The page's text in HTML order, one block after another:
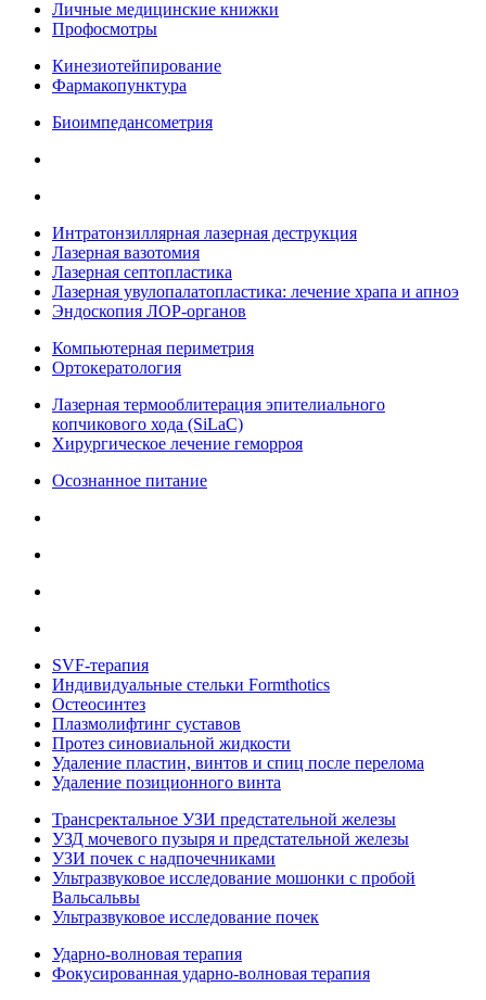
Личные медицинские книжки
Профосмотры
Кинезиотейпирование
Фармакопунктура
Биоимпедансометрия
Интратонзиллярная лазерная деструкция
Лазерная вазотомия
Лазерная септопластика
Лазерная увулопалатопластика: лечение храпа и апноэ
Эндоскопия ЛОР-органов
Компьютерная периметрия
Ортокератология
Лазерная термооблитерация эпителиального
копчикового хода (SiLaC)
Хирургическое лечение геморроя
Осознанное питание
SVF-терапия
Индивидуальные стельки Formthotics
Остеосинтез
Плазмолифтинг суставов
Протез синовиальной жидкости
Удаление пластин, винтов и спиц после перелома
Удаление позиционного винта
Трансректальное УЗИ предстательной железы
УЗД мочевого пузыря и предстательной железы
УЗИ почек с надпочечниками
Ультразвуковое исследование мошонки с пробой
Вальсальвы
Ультразвуковое исследование почек
Ударно-волновая терапия
Фокусированная ударно-волновая терапия